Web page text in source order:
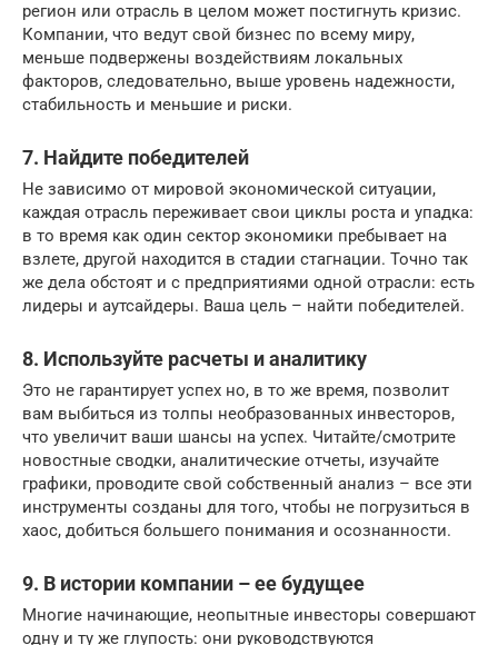
регион или отрасль в целом может постигнуть кризис.
Компании, что ведут свой бизнес по всему миру,
меньше подвержены воздействиям локальных
факторов, следовательно, выше уровень надежности,
стабильность и меньшие и риски.
7. Найдите победителей
Не зависимо от мировой экономической ситуации,
каждая отрасль переживает свои циклы роста и упадка:
в то время как один сектор экономики пребывает на
взлете, другой находится в стадии стагнации. Точно так
же дела обстоят и с предприятиями одной отрасли: есть
лидеры и аутсайдеры. Ваша цель – найти победителей.
8. Используйте расчеты и аналитику
Это не гарантирует успех но, в то же время, позволит
вам выбиться из толпы необразованных инвесторов,
что увеличит ваши шансы на успех. Читайте/смотрите
новостные сводки, аналитические отчеты, изучайте
графики, проводите свой собственный анализ – все эти
инструменты созданы для того, чтобы не погрузиться в
хаос, добиться большего понимания и осознанности.
9. В истории компании – ее будущее
Многие начинающие, неопытные инвесторы совершают
одну и ту же глупость: они руководствуются